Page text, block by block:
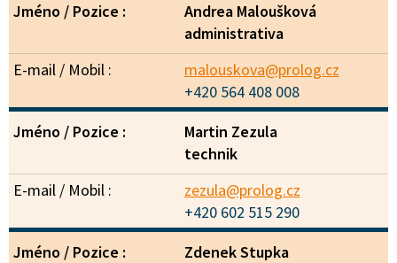
Andrea Maloušková
administrativa
malouskova@prolog.cz
+420 564 408 008
Martin Zezula
technik
zezula@prolog.cz
+420 602 515 290
Zdenek Stupka